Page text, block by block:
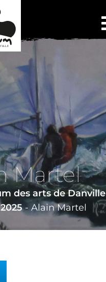
Martel
des arts de Danville
2025-Alain Martel